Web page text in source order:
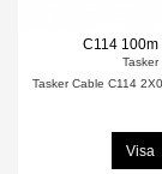
C114 100m
Tasker
Tasker Cable C114
Visa